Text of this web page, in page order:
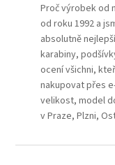
Proč výrobek od
od roku 1992 a
absolutně
karabiny,
ocení všichni,
nakupovat přes
velikost, model
v Praze, Plzni,